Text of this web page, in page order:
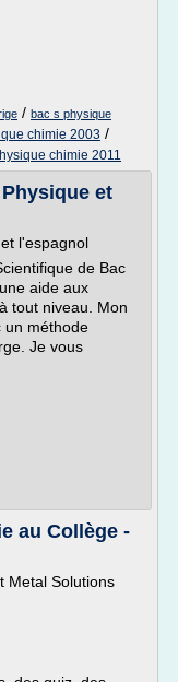
/ bac s physique
chimie 2003 /
chimie 2011
et
l'espagnol
de Bac
aide aux
tout niveau. Mon
un méthode
Je vous
au Collège -
Metal Solutions